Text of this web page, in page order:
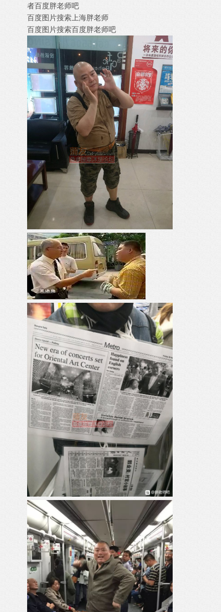
者百度胖老师吧
百度图片搜索上海胖老师
百度图片搜索百度胖老师吧